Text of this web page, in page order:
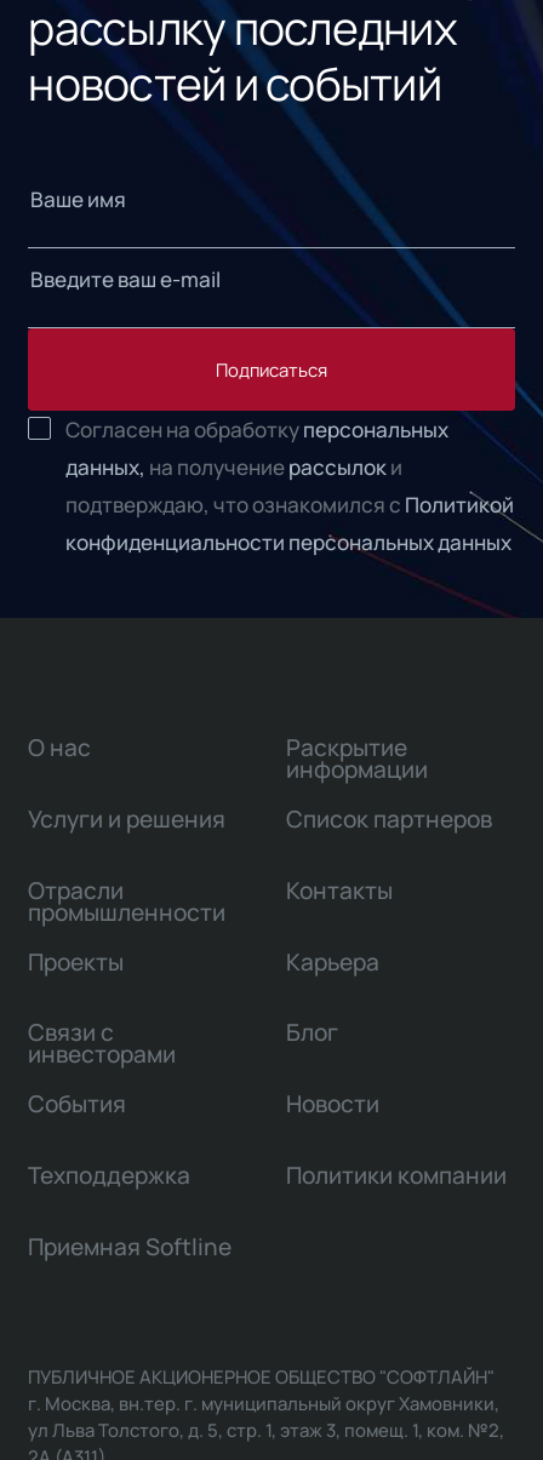
рассылку последних
новостей и событий
Подписаться
Согласен на обработкуперсональных
данных, на получениерассылоки
подтверждаю, что ознакомился с Политикой
конфиденциальности персональных данных
О нас
Услуги и решения
Отрасли
промышленности
Проекты
Связи с
инвесторами
Раскрытие
информации
Список партнеров
Контакты
Карьера
Блог
События Новости
Техподдержка Политики компании
Приемная Softline
ПУБЛИЧНОЕ АКЦИОНЕРНОЕ ОБЩЕСТВО "СОФТЛАЙН"
г. Москва, вн.тер. г. муниципальный округ Хамовники,
ул Льва Толстого, д. 5, стр. 1, этаж 3, помещ. 1, ком. №2,